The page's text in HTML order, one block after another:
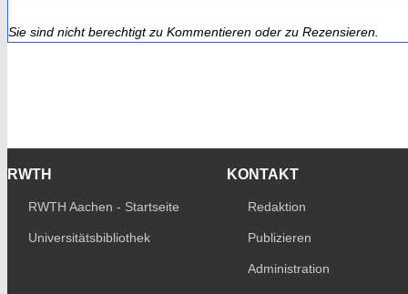
Sie sind nicht berechtigt zu Kommentieren oder zu Rezensieren.
RWTH
RWTH Aachen - Startseite
Universitätsbibliothek
KONTAKT
Redaktion
Publizieren
Administration